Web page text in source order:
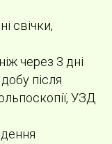
свічки,
через 3 дні
після
УЗД